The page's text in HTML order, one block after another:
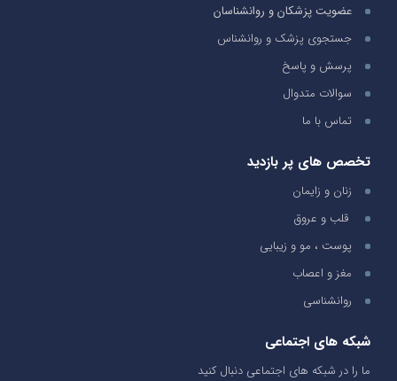
عضویت پزشکان و روانشناسان
جستجوی پزشک و روانشناس
پرسش و پاسخ
سوالات متدوال
تماس با ما
تخصص های پر بازدید
زنان و زایمان
قلب و عروق
پوست ، مو و زیبایی
مغز و اعصاب
روانشناسی
شبکه های اجتماعی
ما را در شبکه های اجتماعی دنبال کنید